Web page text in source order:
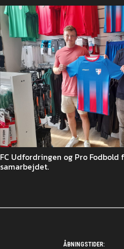
FC Udfordringen og Pro
samarbejdet.
ÅBNINGSTIDER: